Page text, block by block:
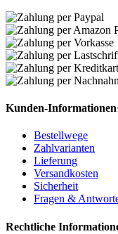
Kunden-Informationen
Bestellwege
Zahlvarianten
Lieferung
Versandkosten
Sicherheit
Fragen &
Rechtliche